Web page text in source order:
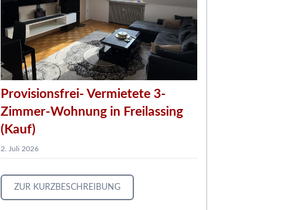
Provisionsfrei- Vermietete 3-
Zimmer-Wohnung in Freilassing
(Kauf)
2. Juli 2026
ZUR KURZBESCHREIBUNG